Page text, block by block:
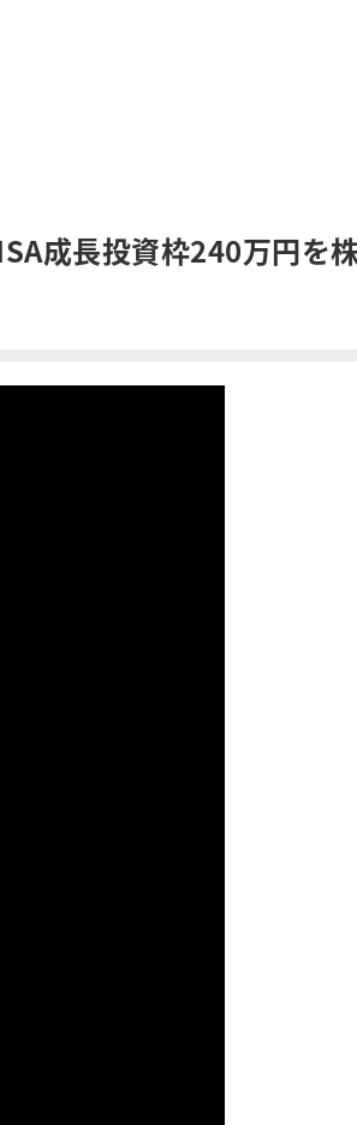
成長投資枠240万円を